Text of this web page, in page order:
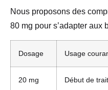
Nous proposons des
80 mg pour s’adapter aux
Dosage Usage
20 mg Début de